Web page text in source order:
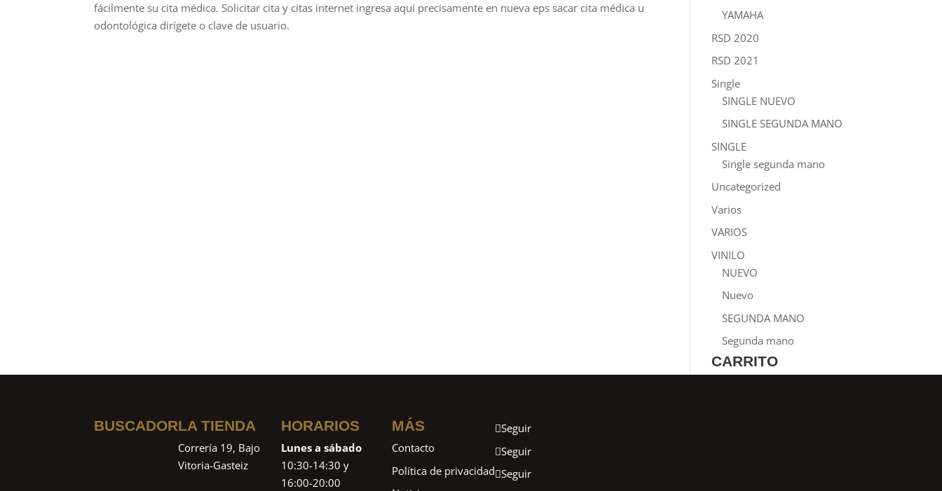
fácilmente su cita médica. Solicitar cita y citas internet ingresa aquí precisamente en nueva eps sacar cita médica u
odontológica dirígete o clave de usuario.
YAMAHA
RSD 2020
RSD 2021
Single
SINGLE NUEVO
SINGLE SEGUNDA MANO
SINGLE
Single segunda mano
Uncategorized
Varios
VARIOS
VINILO
NUEVO
Nuevo
SEGUNDA MANO
Segunda mano
CARRITO
BUSCADORLA TIENDA
Correría 19, Bajo
Vitoria-Gasteiz
HORARIOS
Lunes a sábado
10:30-14:30 y
16:00-20:00
MÁS
Contacto
Política de privacidad
Seguir
Seguir
Seguir